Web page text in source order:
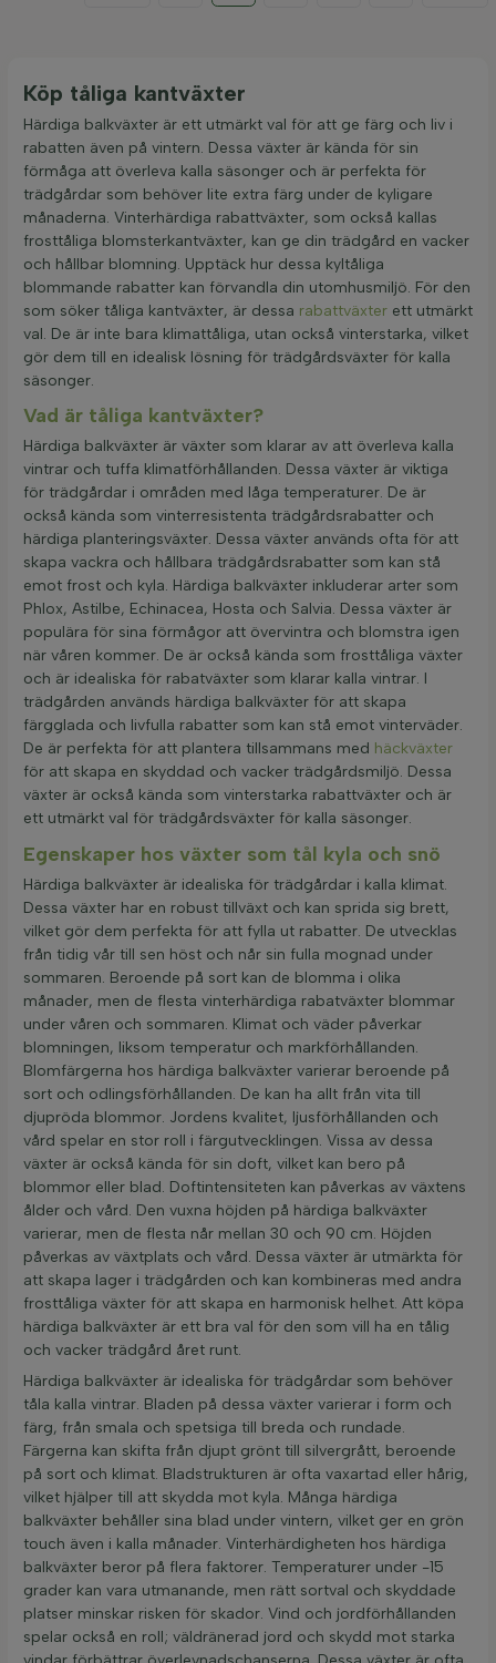
Köp tåliga kantväxter
Härdiga balkväxter är ett utmärkt val för att ge färg och liv i
rabatten även på vintern. Dessa växter är kända för sin
förmåga att överleva kalla säsonger och är perfekta för
trädgårdar som behöver lite extra färg under de kyligare
månaderna. Vinterhärdiga rabattväxter, som också kallas
frosttåliga blomsterkantväxter, kan ge din trädgård en vacker
och hållbar blomning. Upptäck hur dessa kyltåliga
blommande rabatter kan förvandla din utomhusmiljö. För den
som söker tåliga kantväxter, är dessa rabattväxter ett utmärkt
val. De är inte bara klimattåliga, utan också vinterstarka, vilket
gör dem till en idealisk lösning för trädgårdsväxter för kalla
säsonger.
Vad är tåliga kantväxter?
Härdiga balkväxter är växter som klarar av att överleva kalla
vintrar och tuffa klimatförhållanden. Dessa växter är viktiga
för trädgårdar i områden med låga temperaturer. De är
också kända som vinterresistenta trädgårdsrabatter och
härdiga planteringsväxter. Dessa växter används ofta för att
skapa vackra och hållbara trädgårdsrabatter som kan stå
emot frost och kyla. Härdiga balkväxter inkluderar arter som
Phlox, Astilbe, Echinacea, Hosta och Salvia. Dessa växter är
populära för sina förmågor att övervintra och blomstra igen
när våren kommer. De är också kända som frosttåliga växter
och är idealiska för rabatväxter som klarar kalla vintrar. I
trädgården används härdiga balkväxter för att skapa
färgglada och livfulla rabatter som kan stå emot vinterväder.
De är perfekta för att plantera tillsammans med häckväxter
för att skapa en skyddad och vacker trädgårdsmiljö. Dessa
växter är också kända som vinterstarka rabattväxter och är
ett utmärkt val för trädgårdsväxter för kalla säsonger.
Egenskaper hos växter som tål kyla och snö
Härdiga balkväxter är idealiska för trädgårdar i kalla klimat.
Dessa växter har en robust tillväxt och kan sprida sig brett,
vilket gör dem perfekta för att fylla ut rabatter. De utvecklas
från tidig vår till sen höst och når sin fulla mognad under
sommaren. Beroende på sort kan de blomma i olika
månader, men de flesta vinterhärdiga rabatväxter blommar
under våren och sommaren. Klimat och väder påverkar
blomningen, liksom temperatur och markförhållanden.
Blomfärgerna hos härdiga balkväxter varierar beroende på
sort och odlingsförhållanden. De kan ha allt från vita till
djupröda blommor. Jordens kvalitet, ljusförhållanden och
vård spelar en stor roll i färgutvecklingen. Vissa av dessa
växter är också kända för sin doft, vilket kan bero på
blommor eller blad. Doftintensiteten kan påverkas av växtens
ålder och vård. Den vuxna höjden på härdiga balkväxter
varierar, men de flesta når mellan 30 och 90 cm. Höjden
påverkas av växtplats och vård. Dessa växter är utmärkta för
att skapa lager i trädgården och kan kombineras med andra
frosttåliga växter för att skapa en harmonisk helhet. Att köpa
härdiga balkväxter är ett bra val för den som vill ha en tålig
och vacker trädgård året runt.
Härdiga balkväxter är idealiska för trädgårdar som behöver
tåla kalla vintrar. Bladen på dessa växter varierar i form och
färg, från smala och spetsiga till breda och rundade.
Färgerna kan skifta från djupt grönt till silvergrått, beroende
på sort och klimat. Bladstrukturen är ofta vaxartad eller hårig,
vilket hjälper till att skydda mot kyla. Många härdiga
balkväxter behåller sina blad under vintern, vilket ger en grön
touch även i kalla månader. Vinterhärdigheten hos härdiga
balkväxter beror på flera faktorer. Temperaturer under -15
grader kan vara utmanande, men rätt sortval och skyddade
platser minskar risken för skador. Vind och jordförhållanden
spelar också en roll; väldränerad jord och skydd mot starka